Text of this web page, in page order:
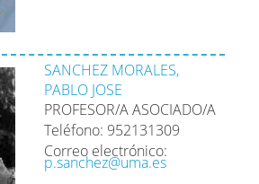
SANCHEZ MORALES,
PABLO JOSE
PROFESOR/A ASOCIADO/A
Teléfono: 952131309
Correo electrónico:
p.sanchez@uma.es